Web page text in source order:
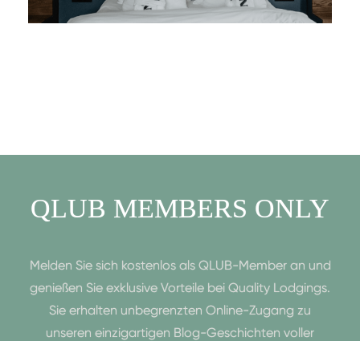
QLUB MEMBERS ONLY
Melden Sie sich kostenlos als QLUB-Member an und
genießen Sie exklusive Vorteile bei Quality Lodgings.
Sie erhalten unbegrenzten Online-Zugang zu
unseren einzigartigen Blog-Geschichten voller